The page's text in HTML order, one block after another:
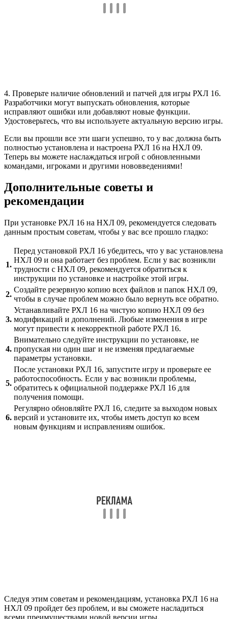
4. Проверьте наличие обновлений и патчей для игры РХЛ 16.
Разработчики могут выпускать обновления, которые
исправляют ошибки или добавляют новые функции.
Удостоверьтесь, что вы используете актуальную версию игры.
Если вы прошли все эти шаги успешно, то у вас должна быть
полностью установлена и настроена РХЛ 16 на НХЛ 09.
Теперь вы можете наслаждаться игрой с обновленными
командами, игроками и другими нововведениями!
Дополнительные советы и
рекомендации
При установке РХЛ 16 на НХЛ 09, рекомендуется следовать
данным простым советам, чтобы у вас все прошло гладко:
1.
Перед установкой РХЛ 16 убедитесь, что у вас установлена
НХЛ 09 и она работает без проблем. Если у вас возникли
трудности с НХЛ 09, рекомендуется обратиться к
инструкции по установке и настройке этой игры.
2.
Создайте резервную копию всех файлов и папок НХЛ 09,
чтобы в случае проблем можно было вернуть все обратно.
3.
Устанавливайте РХЛ 16 на чистую копию НХЛ 09 без
модификаций и дополнений. Любые изменения в игре
могут привести к некорректной работе РХЛ 16.
4.
Внимательно следуйте инструкции по установке, не
пропуская ни один шаг и не изменяя предлагаемые
параметры установки.
5.
После установки РХЛ 16, запустите игру и проверьте ее
работоспособность. Если у вас возникли проблемы,
обратитесь к официальной поддержке РХЛ 16 для
получения помощи.
6.
Регулярно обновляйте РХЛ 16, следите за выходом новых
версий и установите их, чтобы иметь доступ ко всем
новым функциям и исправлениям ошибок.
Следуя этим советам и рекомендациям, установка РХЛ 16 на
НХЛ 09 пройдет без проблем, и вы сможете насладиться